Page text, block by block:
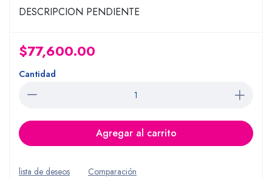
DESCRIPCION PENDIENTE
$77,600.00
Cantidad
Agregar al carrito
lista de deseos Comparación